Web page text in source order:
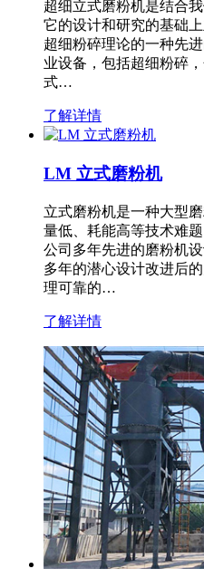
超细立式磨粉机是结合
它的设计和研究的基础
超细粉碎理论的一种先
业设备，包括超细粉碎
式…
了解详情
LM 立式磨粉机
立式磨粉机是一种大型
量低、耗能高等技术难
公司多年先进的磨粉机
多年的潜心设计改进后
理可靠的…
了解详情